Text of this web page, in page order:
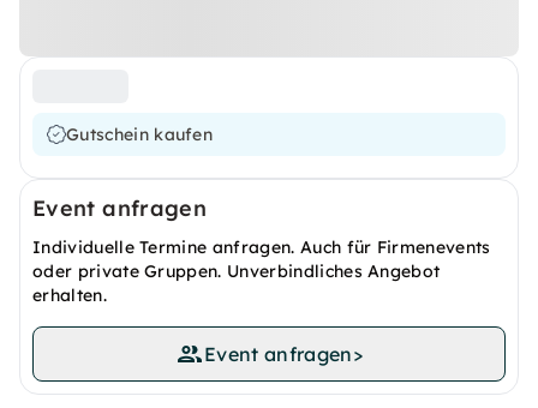
Gutschein kaufen
Event anfragen
Individuelle Termine anfragen. Auch für Firmenevents
oder private Gruppen. Unverbindliches Angebot
erhalten.
Event anfragen>